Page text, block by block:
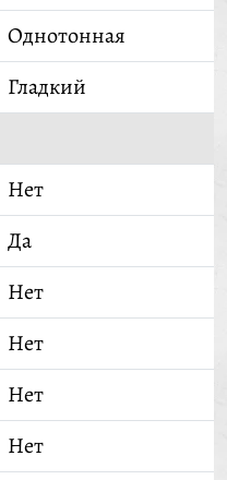
Однотонная
Гладкий
Нет
Да
Нет
Нет
Нет
Нет